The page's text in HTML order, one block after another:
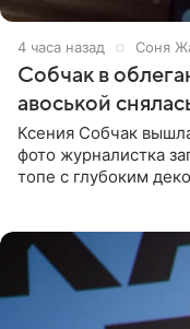
4 часа назад Соня
Собчак в
авоськой
Ксения Собчак
фото журналистка
топе с глубоким